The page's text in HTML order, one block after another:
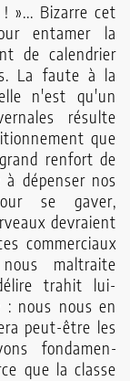
»... Bizarre cet
entamer la
de calendrier
La faute à la
n'est qu'un
résulte
que
renfort de
à dépenser nos
se gaver,
devraient
commerciaux
maltraite
trahit lui-
: nous nous en
peut-être les
fondamen­
que la classe